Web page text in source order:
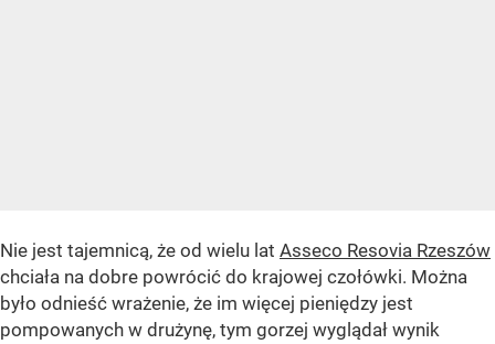
Nie jest tajemnicą, że od wielu lat Asseco Resovia Rzeszów
chciała na dobre powrócić do krajowej czołówki. Można
było odnieść wrażenie, że im więcej pieniędzy jest
pompowanych w drużynę, tym gorzej wyglądał wynik